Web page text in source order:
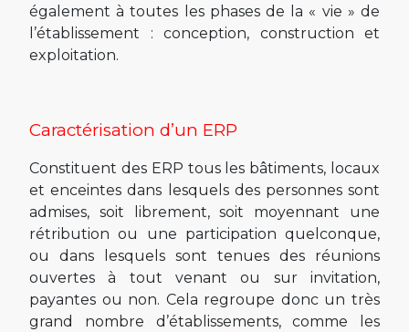
également à toutes les phases de la « vie » de
l’établissement : conception, construction et
exploitation.
Caractérisation d’un ERP
Constituent des ERP tous les bâtiments, locaux
et enceintes dans lesquels des personnes sont
admises, soit librement, soit moyennant une
rétribution ou une participation quelconque,
ou dans lesquels sont tenues des réunions
ouvertes à tout venant ou sur invitation,
payantes ou non. Cela regroupe donc un très
grand nombre d’établissements, comme les